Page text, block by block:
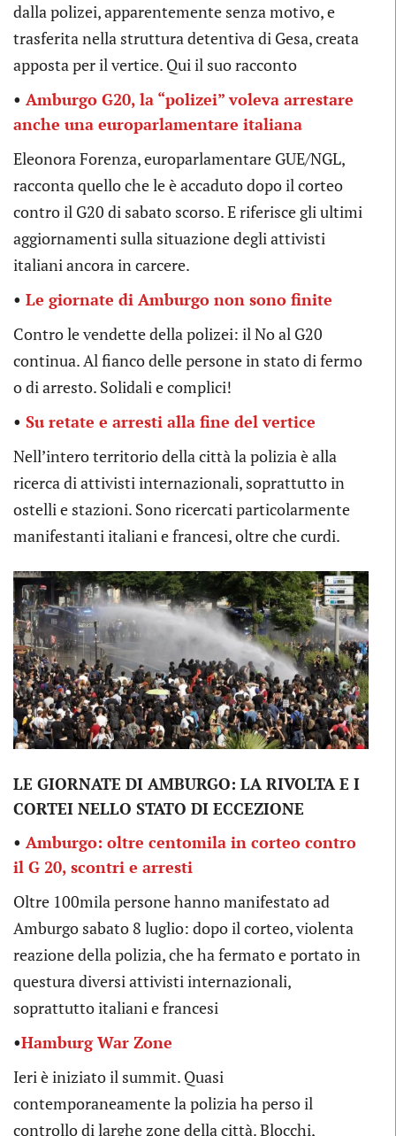
dalla polizei, apparentemente senza motivo, e
trasferita nella struttura detentiva di Gesa, creata
apposta per il vertice. Qui il suo racconto
• Amburgo G20, la “polizei” voleva arrestare
anche una europarlamentare italiana
Eleonora Forenza, europarlamentare GUE/NGL,
racconta quello che le è accaduto dopo il corteo
contro il G20 di sabato scorso. E riferisce gli ultimi
aggiornamenti sulla situazione degli attivisti
italiani ancora in carcere.
• Le giornate di Amburgo non sono finite
Contro le vendette della polizei: il No al G20
continua. Al fianco delle persone in stato di fermo
o di arresto. Solidali e complici!
• Su retate e arresti alla fine del vertice
Nell’intero territorio della città la polizia è alla
ricerca di attivisti internazionali, soprattutto in
ostelli e stazioni. Sono ricercati particolarmente
manifestanti italiani e francesi, oltre che curdi.
LE GIORNATE DI AMBURGO: LA RIVOLTA E I
CORTEI NELLO STATO DI ECCEZIONE
• Amburgo: oltre centomila in corteo contro
il G 20, scontri e arresti
Oltre 100mila persone hanno manifestato ad
Amburgo sabato 8 luglio: dopo il corteo, violenta
reazione della polizia, che ha fermato e portato in
questura diversi attivisti internazionali,
soprattutto italiani e francesi
•Hamburg War Zone
Ieri è iniziato il summit. Quasi
contemporaneamente la polizia ha perso il
controllo di larghe zone della città. Blocchi,